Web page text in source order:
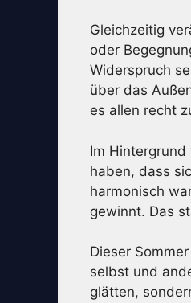
Gleichzeitig
oder
Widerspruch
über das
es allen recht
Im
haben, dass
harmonisch
gewinnt. Das
Dieser
selbst und
glätten,